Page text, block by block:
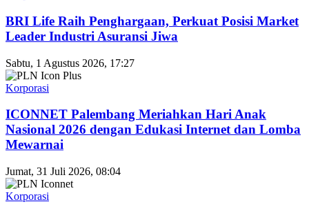
BRI Life Raih Penghargaan, Perkuat Posisi Market
Leader Industri Asuransi Jiwa
Sabtu, 1 Agustus 2026, 17:27
Korporasi
ICONNET Palembang Meriahkan Hari Anak
Nasional 2026 dengan Edukasi Internet dan Lomba
Mewarnai
Jumat, 31 Juli 2026, 08:04
Korporasi